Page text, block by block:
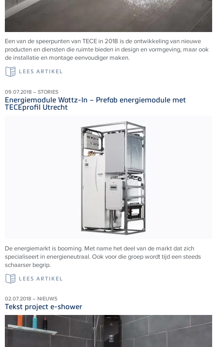
Een van de speerpunten van TECE in 2018 is de ontwikkeling van nieuwe
producten en diensten die ruimte bieden in design en vormgeving, maar ook
de installatie en montage eenvoudiger maken.
LEES ARTIKEL
09.07.2018 – STORIES
Energiemodule Wattz-In – Prefab energiemodule met
TECEprofil Utrecht
De energiemarkt is booming. Met name het deel van de markt dat zich
specialiseert in energieneutraal. Ook voor die groep wordt tijd een steeds
schaarser begrip.
LEES ARTIKEL
02.07.2018 – NIEUWS
Tekst project e-shower